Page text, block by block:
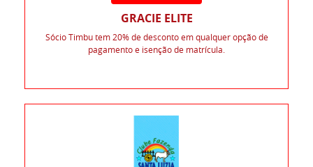
GRACIE ELITE
Sócio Timbu tem 20% de desconto em qualquer opção de
pagamento e isenção de matrícula.